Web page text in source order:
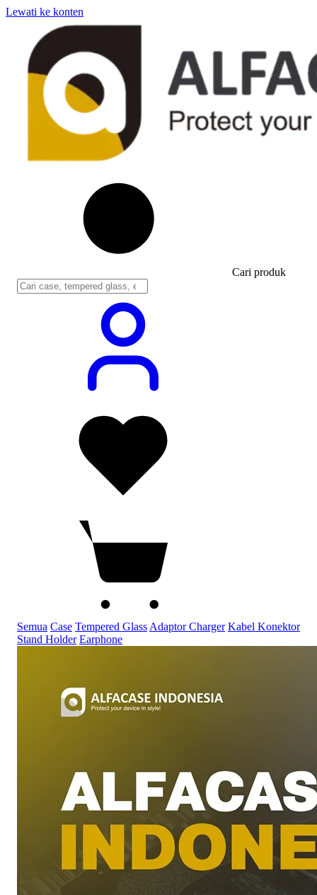
Lewati ke konten
Cari produk
Semua Case Tempered Glass Adaptor Charger Kabel Konektor
Stand Holder Earphone